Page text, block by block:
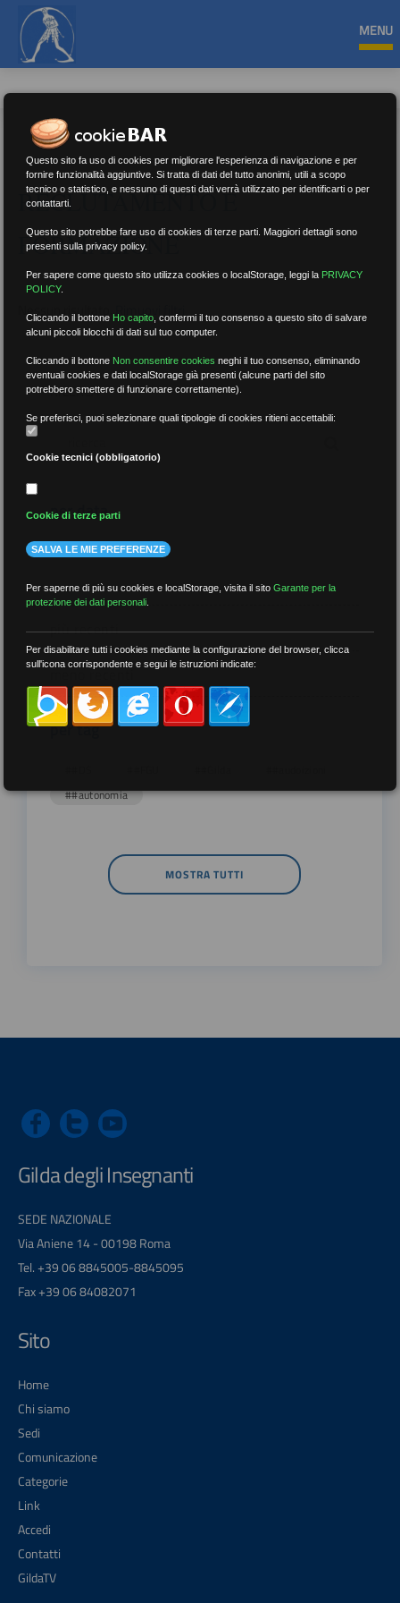
MENU
RECLUTAMENTO E
FORMAZIONE
Nessun risultato.Rimuovi filtri
RICERCA
per data
più recenti
meno recenti
per tag
##autonomia
MOSTRA TUTTI
Gilda degli Insegnanti
SEDE NAZIONALE
Via Aniene 14 - 00198 Roma
Tel. +39 06 8845005-8845095
Fax +39 06 84082071
Sito
Home
Chi siamo
Sedi
Comunicazione
Categorie
Link
Accedi
Contatti
GildaTV
Questo sito fa uso di cookies per migliorare l'esperienza di navigazione e per
fornire funzionalità aggiuntive. Si tratta di dati del tutto anonimi, utili a scopo
tecnico o statistico, e nessuno di questi dati verrà utilizzato per identificarti o per
contattarti.
Questo sito potrebbe fare uso di cookies di terze parti. Maggiori dettagli sono
presenti sulla privacy policy.
Per sapere come questo sito utilizza cookies o localStorage, leggi la PRIVACY
POLICY.
Cliccando il bottone Ho capito ,confermi il tuo consenso a questo sito di salvare
alcuni piccoli blocchi di dati sul tuo computer.
Cliccando il bottone Non consentire cookies neghi il tuo consenso, eliminando
eventuali cookies e dati localStorage già presenti (alcune parti del sito
potrebbero smettere di funzionare correttamente).
Se preferisci, puoi selezionare quali tipologie di cookies ritieni accettabili:
Cookie tecnici (obbligatorio)
Cookie di terze parti
SALVA LE MIE PREFERENZE
Per saperne di più su cookies e localStorage, visita il sitoGarante per la
protezione dei dati personali
Per disabilitare tutti i cookies mediante la configurazione del browser, clicca
sull'icona corrispondente e segui le istruzioni indicate: